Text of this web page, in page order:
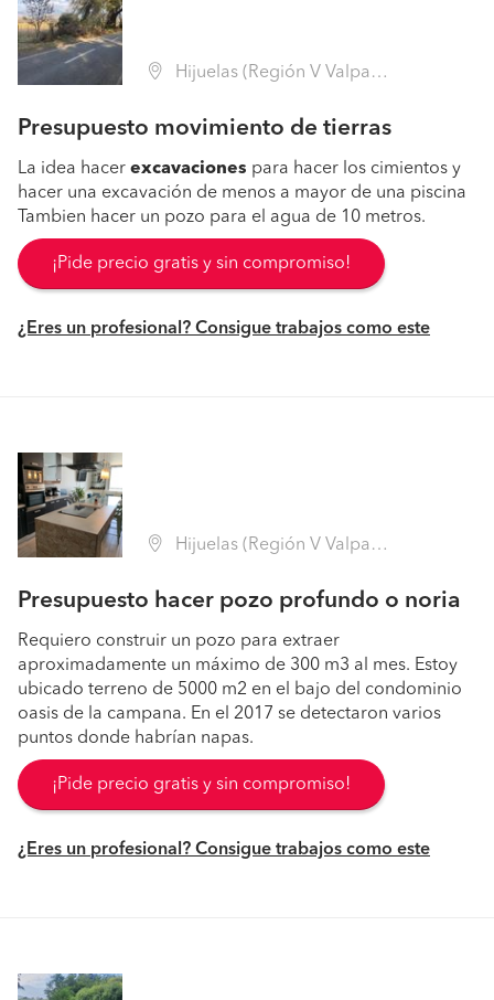
Hijuelas (Región V Valparaíso - Quillota)
Presupuesto movimiento de tierras
La idea hacer excavaciones para hacer los cimientos y
hacer una excavación de menos a mayor de una piscina
Tambien hacer un pozo para el agua de 10 metros.
¡Pide precio gratis y sin compromiso!
¿Eres un profesional? Consigue trabajos como este
Hijuelas (Región V Valparaíso - Quillota)
Presupuesto hacer pozo profundo o noria
Requiero construir un pozo para extraer
aproximadamente un máximo de 300 m3 al mes. Estoy
ubicado terreno de 5000 m2 en el bajo del condominio
oasis de la campana. En el 2017 se detectaron varios
puntos donde habrían napas.
¡Pide precio gratis y sin compromiso!
¿Eres un profesional? Consigue trabajos como este